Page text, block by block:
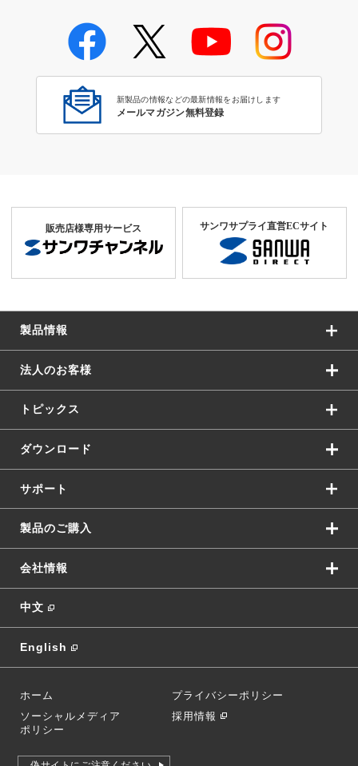
USBケーブル・アダプタ Bコネ
新製品の情報などの最新情報をお届けします
メールマガジン無料登録
販売店様専用サービス サンワサプライ直営ECサイト
製品情報
法人のお客様
トピックス
ダウンロード
サポート
製品のご購入
会社情報
中文
English
ホーム
プライバシーポリシー
ソーシャルメディア
ポリシー
採用情報